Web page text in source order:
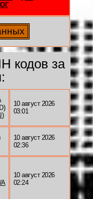
кодов за
)
10 август 2026
03:01
10 август 2026
02:36
10 август 2026
02:24